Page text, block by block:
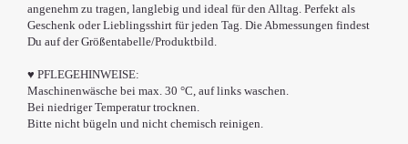
angenehm zu tragen, langlebig und ideal für den Alltag. Perfekt als
Geschenk oder Lieblingsshirt für jeden Tag. Die Abmessungen findest
Du auf der Größentabelle/Produktbild.
♥ PFLEGEHINWEISE:
Maschinenwäsche bei max. 30 °C, auf links waschen.
Bei niedriger Temperatur trocknen.
Bitte nicht bügeln und nicht chemisch reinigen.